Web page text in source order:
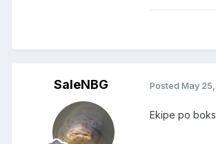
SaleNBG Posted May
Ekipe po